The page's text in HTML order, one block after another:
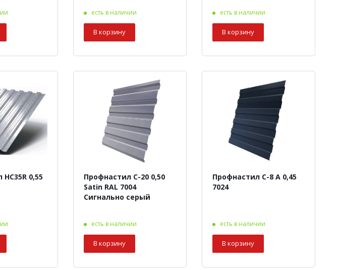
есть в наличии
В корзину
есть в наличии
В корзину
0,55
Профнастил С-20 0,50
Satin RAL 7004
Сигнально серый
есть в наличии
В корзину
Профнастил С-8 А 0,45
7024
есть в наличии
В корзину